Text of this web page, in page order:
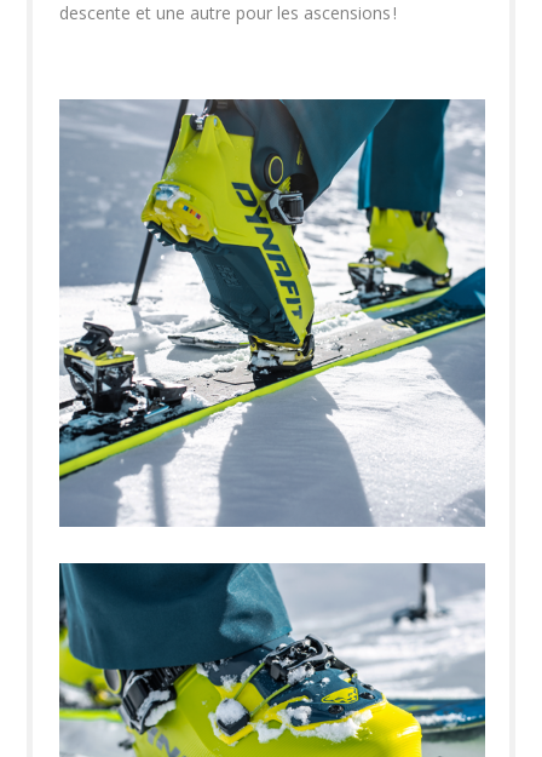
descente et une autre pour les ascensions !